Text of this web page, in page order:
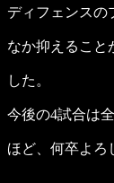
ディフェンスの
なか抑えること
した。
今後の4試合は
ほど、何卒よろ